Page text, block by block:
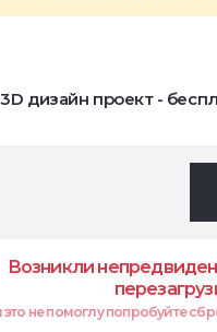
дизайн проект -
Возникли
это не помоглу попробуйте